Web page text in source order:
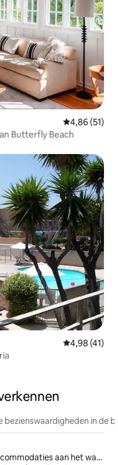
Gemiddelde
4,86 (51)
Butterfly Beach
Gemiddelde
4,98 (41)
bezienswaardigheden in de
Accommodaties aan het water